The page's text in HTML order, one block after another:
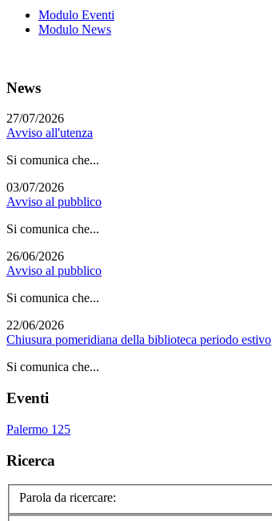
Modulo Eventi
Modulo News
News
27/07/2026
Avviso all'utenza
Si comunica che...
03/07/2026
Avviso al pubblico
Si comunica che...
26/06/2026
Avviso al pubblico
Si comunica che...
22/06/2026
Chiusura pomeridiana della biblioteca periodo estivo
Si comunica che...
Eventi
Palermo 125
Ricerca
Parola da ricercare: